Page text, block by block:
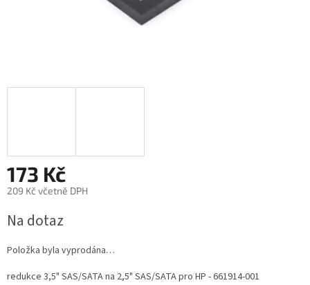
173 Kč
209 Kč včetně DPH
cena:
Na dotaz
Položka byla vyprodána…
redukce 3,5" SAS/SATA na 2,5" SAS/SATA pro HP - 661914-001